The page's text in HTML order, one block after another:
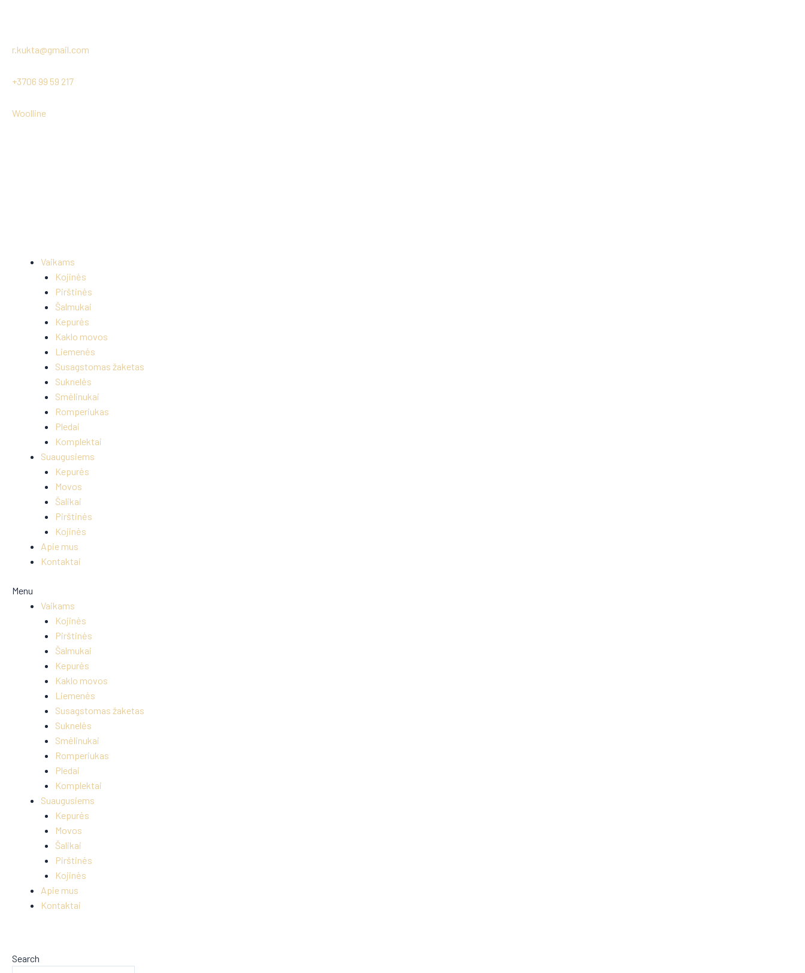
r.kukta@gmail.com
+3706 99 59 217
Woolline
Vaikams
Kojinės
Pirštinės
Šalmukai
Kepurės
Kaklo movos
Liemenės
Susagstomas žaketas
Suknelės
Smėlinukai
Romperiukas
Pledai
Komplektai
Suaugusiems
Kepurės
Movos
Šalikai
Pirštinės
Kojinės
Apie mus
Kontaktai
Menu
Vaikams
Kojinės
Pirštinės
Šalmukai
Kepurės
Kaklo movos
Liemenės
Susagstomas žaketas
Suknelės
Smėlinukai
Romperiukas
Pledai
Komplektai
Suaugusiems
Kepurės
Movos
Šalikai
Pirštinės
Kojinės
Apie mus
Kontaktai
Search